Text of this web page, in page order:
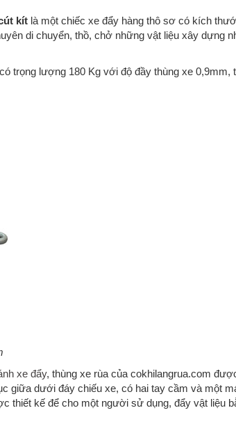
kít là một chiếc xe đẩy hàng thô sơ có kích
di chuyển, thồ, chở những vật liệu xây dựng
có trọng lượng 180 Kg với độ đầy thùng xe 0,9mm,
xe đẩy, thùng xe rùa của cokhilangrua.com
giữa dưới đáy chiếu xe, có hai tay cầm và một
thiết kế để cho một người sử dụng, đẩy vật liệu